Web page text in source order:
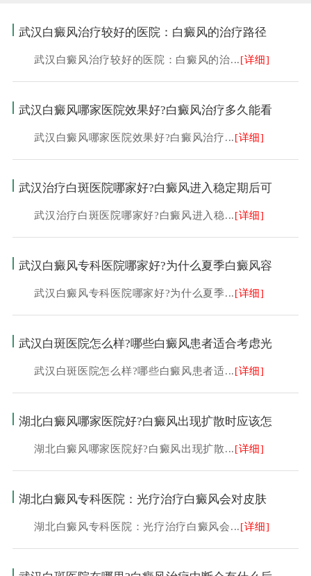
武汉白癜风治疗较好的医院：白癜风的治疗路径
武汉白癜风治疗较好的医院：白癜风的治...[详细]
武汉白癜风哪家医院效果好?白癜风治疗多久能看
武汉白癜风哪家医院效果好?白癜风治疗...[详细]
武汉治疗白斑医院哪家好?白癜风进入稳定期后可
武汉治疗白斑医院哪家好?白癜风进入稳...[详细]
武汉白癜风专科医院哪家好?为什么夏季白癜风容
武汉白癜风专科医院哪家好?为什么夏季...[详细]
武汉白斑医院怎么样?哪些白癜风患者适合考虑光
武汉白斑医院怎么样?哪些白癜风患者适...[详细]
湖北白癜风哪家医院好?白癜风出现扩散时应该怎
湖北白癜风哪家医院好?白癜风出现扩散...[详细]
湖北白癜风专科医院：光疗治疗白癜风会对皮肤
湖北白癜风专科医院：光疗治疗白癜风会...[详细]